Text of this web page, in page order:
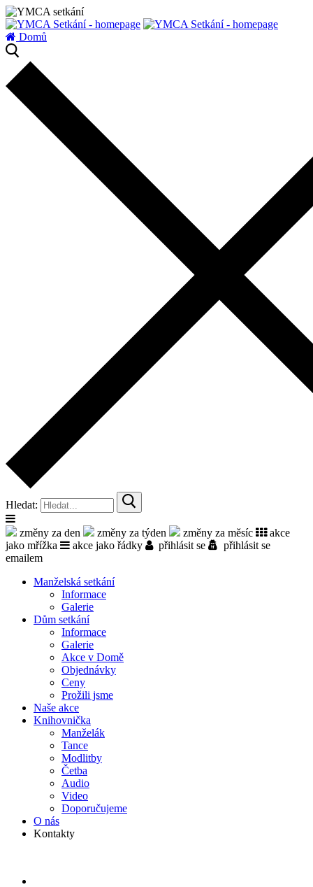
Domů
Hledat:
změny za den změny za týden změny za měsíc
akce
jako mřížka
akce jako řádky přihlásit se
přihlásit se
emailem
Manželská setkání
Informace
Galerie
Dům setkání
Informace
Galerie
Akce v Domě
Objed­návky
Ceny
Prožili jsme
Naše akce
Knihov­nička
Manželák
Tance
Modlitby
Četba
Audio
Video
Doporu­čujeme
O nás
Kontakty
zatížení serveru